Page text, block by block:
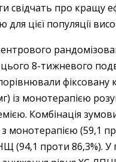
свідчать про кращу
цієї популяції
8-тижневого
фіксовану
із монотерапією
Комбінація
монотерапією (59,1
проти 86,3%). У